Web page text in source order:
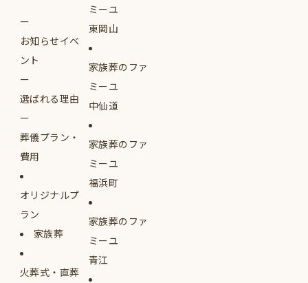
お知らせイベ
ント
選ばれる理由
葬儀プラン・
費用
オリジナルプ
ラン
家族葬
火葬式・直葬
ミーユ
東岡山
家族葬のファ
ミーユ
中仙道
家族葬のファ
ミーユ
福浜町
家族葬のファ
ミーユ
青江